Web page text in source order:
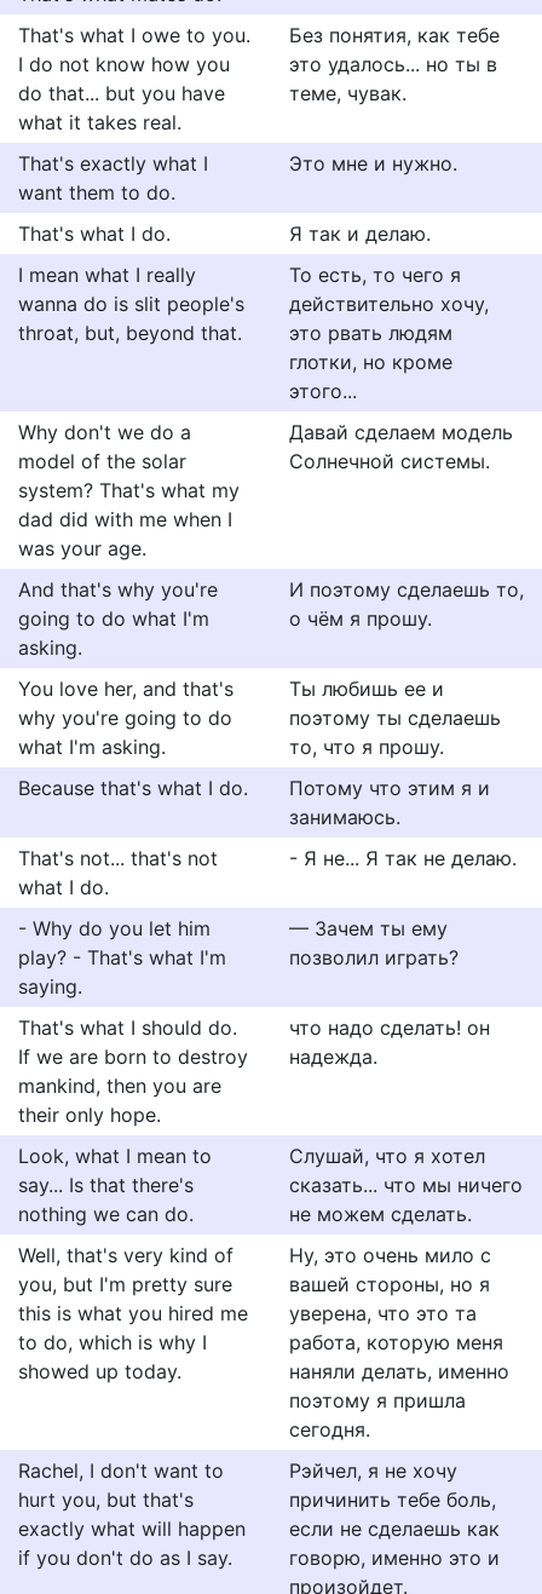
That's what I owe to you.
I do not know how you
do that... but you have
what it takes real.
Без понятия, как тебе
это удалось... но ты в
теме, чувак.
That's exactly what I
want them to do.
Это мне и нужно.
That's what I do.
Я так и делаю.
I mean what I really
wanna do is slit people's
throat, but, beyond that.
То есть, то чего я
действительно хочу,
это рвать людям
глотки, но кроме
этого...
Why don't we do a
model of the solar
system? That's what my
dad did with me when I
was your age.
Давай сделаем модель
Солнечной системы.
And that's why you're
going to do what I'm
asking.
И поэтому сделаешь то,
о чём я прошу.
You love her, and that's
why you're going to do
what I'm asking.
Ты любишь ее и
поэтому ты сделаешь
то, что я прошу.
Because that's what I do.
Потому что этим я и
занимаюсь.
That's not... that's not
what I do.
- Я не... Я так не делаю.
- Why do you let him
play? - That's what I'm
saying.
— Зачем ты ему
позволил играть?
That's what I should do.
If we are born to destroy
mankind, then you are
their only hope.
что надо сделать! он
надежда.
Look, what I mean to
say... Is that there's
nothing we can do.
Слушай, что я хотел
сказать... что мы ничего
не можем сделать.
Well, that's very kind of
you, but I'm pretty sure
this is what you hired me
to do, which is why I
showed up today.
Ну, это очень мило с
вашей стороны, но я
уверена, что это та
работа, которую меня
наняли делать, именно
поэтому я пришла
сегодня.
Rachel, I don't want to
hurt you, but that's
exactly what will happen
if you don't do as I say.
Рэйчел, я не хочу
причинить тебе боль,
если не сделаешь как
говорю, именно это и
произойдет.